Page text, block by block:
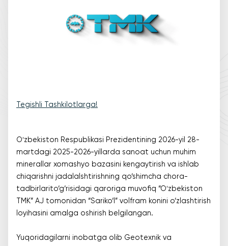
Tegishli Tashkilotlarga!
Oʻzbekiston Respublikasi Prezidentining 2026-yil 28-
martdagi 2025-2026-yillarda sanoat uchun muhim
minerallar xomashyo bazasini kengaytirish va ishlab
chiqarishni jadalalshtirishning qo‘shimcha chora-
tadbirlarito‘g‘risidagi qaroriga muvofiq “Oʻzbekiston
TMK” AJ tomonidan “Sariko‘l” volfram konini o‘zlashtirish
loyihasini amalga oshirish belgilangan.
Yuqoridagilarni inobatga olib Geotexnik va